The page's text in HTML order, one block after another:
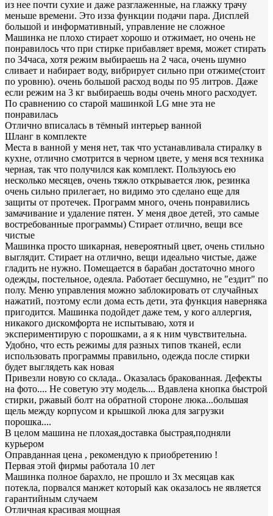
из нее почти сухие и даже разглаженные, на глажку трачу
меньше времени. Это изза функции подачи пара. Дисплей
большой и информативный, управление не сложное
Машинка не плохо стирает хорошо и отжимает, но очень не
понравилось что при стирке прибавляет время, может стирать
по 34часа, хотя режим выбираешь на 2 часа, очень шумно
сливает и набирает воду, вибрирует сильно при отжиме(стоит
по уровню). очень большой расход воды по 95 литров. Даже
если режим на 3 кг выбираешь воды очень много расходует.
По сравнению со старой машинкой LG мне эта не
понравилась
Отлично вписалась в тёмный интерьер ванной
Шланг в комплекте
Места в ванной у меня нет, так что устанавливала стиралку в
кухне, отлично смотрится в черном цвете, у меня вся техника
черная, так что получился как комплект. Пользуюсь ею
несколько месяцев, очень тяжло открывается люк, резинка
очень сильно прилегает, но видимо это сделано еще для
защиты от протечек. Программ много, очень понравились
замачивание и удаление пятен. У меня двое детей, это самые
востребованные программы) Стирает отлично, вещи все
чистые
Машинка просто шикарная, невероятный цвет, очень стильно
выглядит. Стирает на отлично, вещи идеально чистые, даже
гладить не нужно. Помещается в барабан достаточно много
одежды, постельное, одеяла. Работает бесшумно, не "ездит" по
полу. Меню управления можно заблокировать от случайных
нажатий, поэтому если дома есть дети, эта функция наверняка
пригодится. Машинка подойдет даже тем, у кого аллергия,
никакого дискомфорта не испытываю, хотя и
экспериментирую с порошками, а я к ним чувствительна.
Удобно, что есть режимы для разных типов тканей, если
использовать программы правильно, одежда после стирки
будет выглядеть как новая
Привезли новую со склада.. Оказалась бракованная. Дефекты
на фото.... Не советую эту модель.... Вдавлена кнопка быстрой
стирки, ржавый болт на обратной стороне люка...большая
щель между корпусом и крышкой люка для загрузки
порошка....
В целом машина не плохая,доставка быстрая,подняли
курьером
Оправданная цена , рекомендую к приобретению !
Первая этой фирмы работала 10 лет
Машинка полное барахло, не прошло и 3х месяцав как
потекла, порвался манжет который как оказалось не является
гарантийным случаем
Отличная красивая мощная